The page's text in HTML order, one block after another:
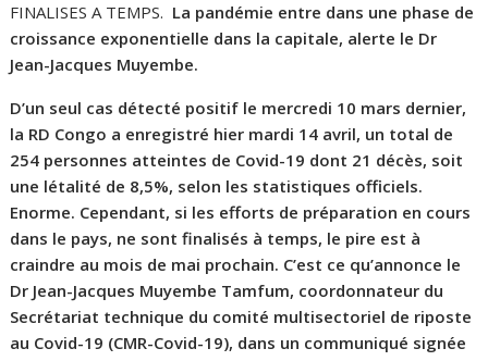
FINALISES A TEMPS. La pandémie entre dans une phase de
croissance exponentielle dans la capitale, alerte le Dr
Jean-Jacques Muyembe.
D’un seul cas détecté positif le mercredi 10 mars dernier,
la RD Congo a enregistré hier mardi 14 avril, un total de
254 personnes atteintes de Covid-19 dont 21 décès, soit
une létalité de 8,5%, selon les statistiques officiels.
Enorme. Cependant, si les efforts de préparation en cours
dans le pays, ne sont finalisés à temps, le pire est à
craindre au mois de mai prochain. C’est ce qu’annonce le
Dr Jean-Jacques Muyembe Tamfum, coordonnateur du
Secrétariat technique du comité multisectoriel de riposte
au Covid-19 (CMR-Covid-19), dans un communiqué signée